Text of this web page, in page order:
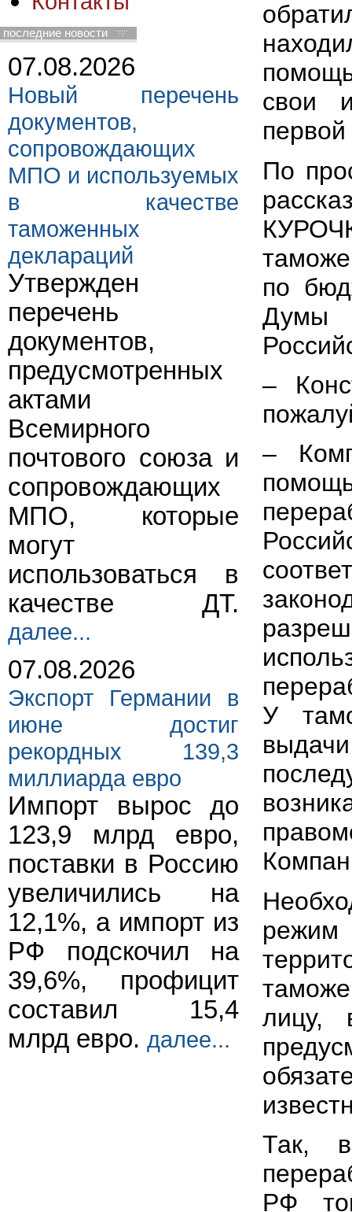
последние новости
07.08.2026
Новый перечень
документов,
сопровождающих
МПО и используемых
в качестве
таможенных
деклараций
Утвержден
перечень
документов,
предусмотренных
актами
Всемирного
почтового союза и
сопровождающих
МПО, которые
могут
использоваться в
качестве ДТ.
далее...
07.08.2026
Экспорт Германии в
июне достиг
рекордных 139,3
миллиарда евро
Импорт вырос до
123,9 млрд евро,
поставки в Россию
увеличились на
12,1%, а импорт из
РФ подскочил на
39,6%, профицит
составил 15,4
млрд евро. далее...
свои
По
по
Думы
–
–
У
лицу,
Так,
РФ